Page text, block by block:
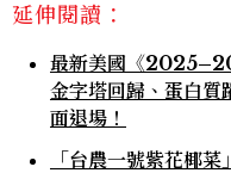
延伸閱讀：
最新美國《
金字塔回歸、蛋白質
面退場！
「台農一號紫花椰